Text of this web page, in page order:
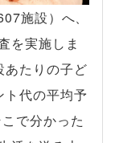
施設）へ、
を実施しま
あたりの子ど
ト代の平均予
で分かった